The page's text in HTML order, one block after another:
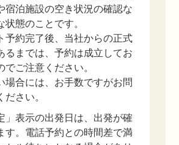
宿泊施設の空き状況の確認な
状態のことです。
予約完了後、当社からの正式
るまでは、予約は成立してお
でご注意ください。
場合には、お手数ですがお問
ださい。
」表示の出発日は、出発が確
す。電話予約との時間差で満